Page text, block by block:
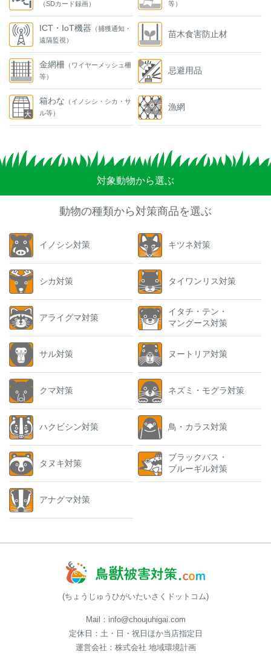
（SDカード録画）
ICT・IoT機器 （捕獲通知・
遠隔監視）
金網柵 （ワイヤーメッシュ柵
等）
箱わな （イノシシ・シカ・サ
ル等）
等）
苗木食害防止材
忌避用品
漁網
対象動物から選ぶ
動物の種類から対策商品を選ぶ
イノシシ対策
シカ対策
アライグマ対策
サル対策
クマ対策
ハクビシン対策
タヌキ対策
アナグマ対策
キツネ対策
タイワンリス対策
イタチ・テン・
マングース対策
ヌートリア対策
ネズミ・モグラ対策
鳥・カラス対策
ブラックバス・
ブルーギル対策
(ちょうじゅうひがいたいさくドットコム)
Mail：info@choujuhigai.com
定休日：土・日・祝日ほか当店指定日
運営会社：株式会社 地域環境計画